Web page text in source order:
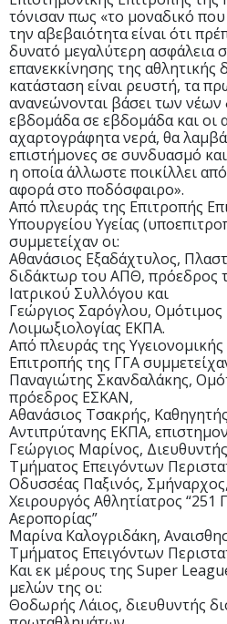
τόνισαν πως «το μοναδικό
την αβεβαιότητα είναι ότι
δυνατό μεγαλύτερη ασφάλεια
επανεκκίνησης της αθλητικής
κατάσταση είναι ρευστή, τα
ανανεώνονται βάσει των
εβδομάδα σε εβδομάδα και οι
αχαρτογράφητα νερά, θα
επιστήμονες σε συνδυασμό
η οποία άλλωστε ποικίλλει
αφορά στο ποδόσφαιρο».
Από πλευράς της Επιτροπής
Υπουργείου Υγείας
συμμετείχαν οι:
Αθανάσιος Εξαδάχτυλος,
διδάκτωρ του ΑΠΘ, πρόεδρος
Ιατρικού Συλλόγου και
Γεώργιος Σαρόγλου,
Λοιμωξιολογίας ΕΚΠΑ.
Από πλευράς της
Επιτροπής της ΓΓΑ
Παναγιώτης Σκανδαλάκης,
πρόεδρος ΕΣΚΑΝ,
Αθανάσιος Τσακρής,
Αντιπρύτανης ΕΚΠΑ,
Γεώργιος Μαρίνος, Διευθυντής
Τμήματος Επειγόντων
Οδυσσέας Παξινός,
Χειρουργός Αθλητίατρος “251
Αεροπορίας”
Μαρίνα Καλογριδάκη,
Τμήματος Επειγόντων
Και εκ μέρους της Super
μελών της οι:
Θοδωρής Λάιος, διευθυντής